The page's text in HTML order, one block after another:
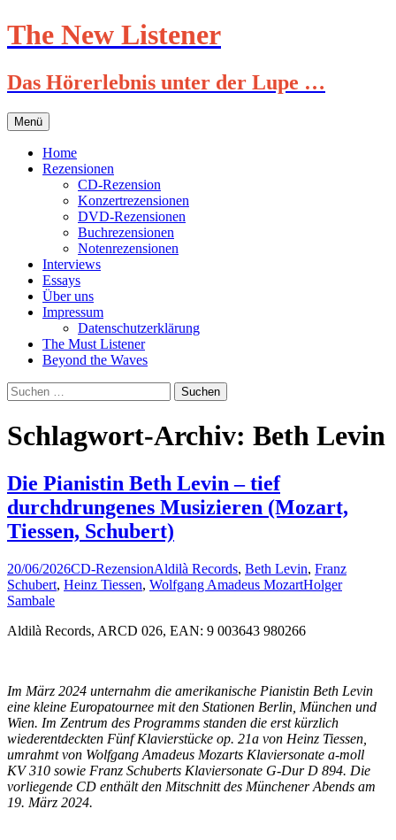
Zum
Inhalt
The New Listener
Das Hörerlebnis unter der Lupe …
Menü
Home
Rezensionen
CD-Rezension
Konzertrezensionen
DVD-Rezensionen
Buchrezensionen
Notenrezensionen
Interviews
Essays
Über uns
Impressum
Datenschutzerklärung
The Must Listener
Beyond the Waves
Suchen
nach:
Schlagwort-Archiv: Beth Levin
Die Pianistin Beth Levin – tief
durchdrungenes Musizieren (Mozart,
Tiessen, Schubert)
20/06/2026CD-RezensionAldilà Records, Beth Levin, Franz
Schubert, Heinz Tiessen, Wolfgang Amadeus MozartHolger
Sambale
Aldilà Records, ARCD 026, EAN: 9 003643 980266
Im März 2024 unternahm die amerikanische Pianistin Beth Levin
eine kleine Europatournee mit den Stationen Berlin, München und
Wien. Im Zentrum des Programms standen die erst kürzlich
wiederentdeckten Fünf Klavierstücke op. 21a von Heinz Tiessen,
umrahmt von Wolfgang Amadeus Mozarts Klaviersonate a-moll
KV 310 sowie Franz Schuberts Klaviersonate G-Dur D 894. Die
vorliegende CD enthält den Mitschnitt des Münchener Abends am
19. März 2024.